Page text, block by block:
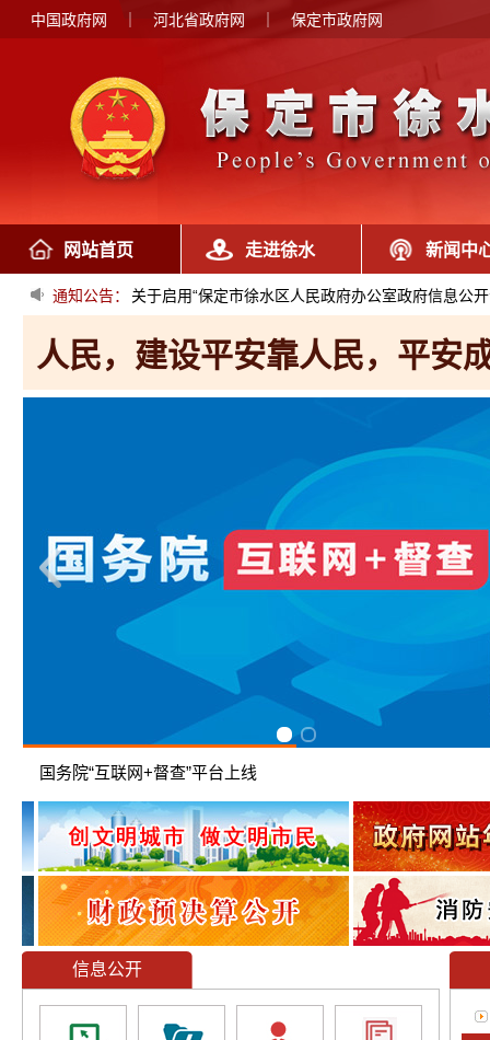
中国政府网 河北省政府网 保定市政府网
网站首页 走进徐水 新闻中
通知公告： 关于启用“保定市徐水区人民政府办公室政府信息公
民，建设平安靠人民，平安
国务院“互联网+督查”平台上线
信息公开